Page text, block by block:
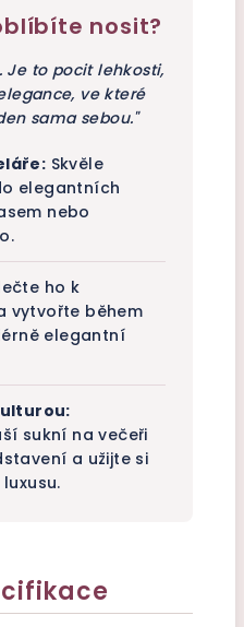
nosit?
Je to pocit lehkosti,
ve které
sama sebou."
Skvěle
elegantních
nebo
ho k
vytvořte během
elegantní
sukní na večeři
a užijte si